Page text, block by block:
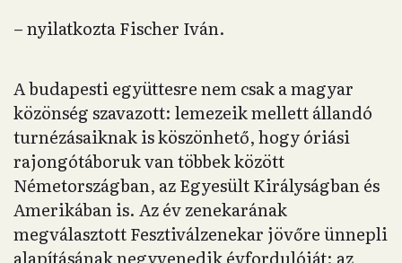
– nyilatkozta Fischer Iván.
A budapesti együttesre nem csak a magyar
közönség szavazott: lemezeik mellett állandó
turnézásaiknak is köszönhető, hogy óriási
rajongótáboruk van többek között
Németországban, az Egyesült Királyságban és
Amerikában is. Az év zenekarának
megválasztott Fesztiválzenekar jövőre ünnepli
alapításának negyvenedik évfordulóját: az